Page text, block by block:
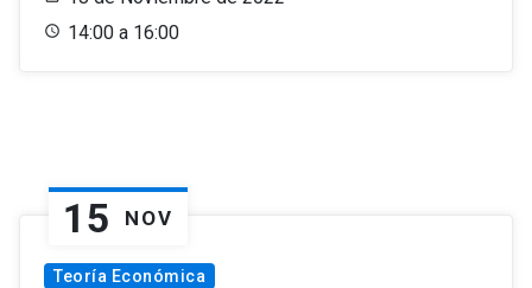
14:00 a 16:00
15 NOV
Teoría Económica